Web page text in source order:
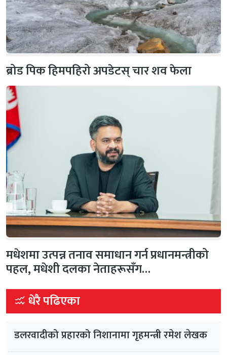
ब्रोड पिक हिमपहिरो अपडेटस् चार शव फेला
मधेशमा उत्पन्न तनाव समाधान गर्न प्रधानमन्त्रीको
पहल, मधेशी दलका नेताहरूसँग…
धेरै पढिएका
डलरवादीको प्रहारको निशानामा गृहमन्त्री रमेश लेखक